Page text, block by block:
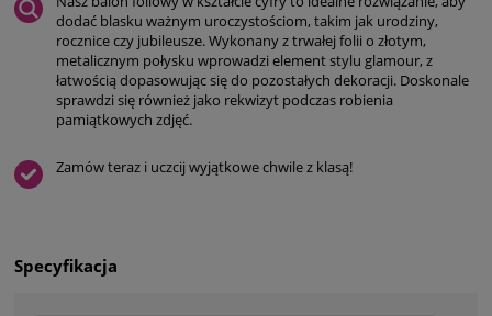
dodać blasku ważnym uroczystościom, takim jak urodziny,
rocznice czy jubileusze. Wykonany z trwałej folii o złotym,
metalicznym połysku wprowadzi element stylu glamour, z
łatwością dopasowując się do pozostałych dekoracji. Doskonale
sprawdzi się również jako rekwizyt podczas robienia
pamiątkowych zdjęć.
Zamów teraz i uczcij wyjątkowe chwile z klasą!
Specyfikacja